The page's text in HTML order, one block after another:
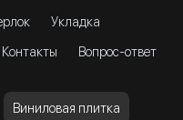
Укладка
Контакты Вопрос-ответ
Виниловая плитка